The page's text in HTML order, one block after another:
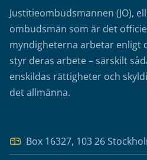
Justitieombudsmannen (JO),
ombudsmän som är det
myndigheterna arbetar enligt
styr deras arbete – särskilt
enskildas rättigheter och
det allmänna.
Box 16327, 103 26